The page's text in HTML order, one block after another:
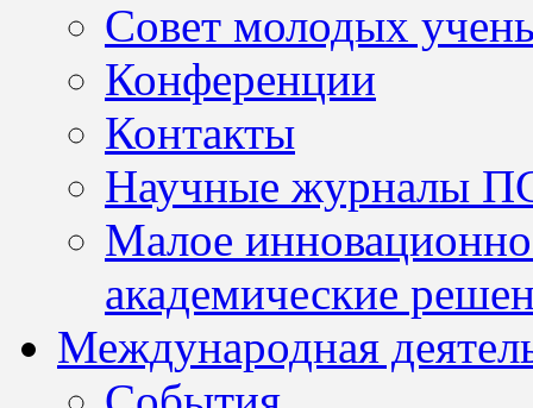
Совет молодых
Конференции
Контакты
Научные журналы
Малое
академические
Международная